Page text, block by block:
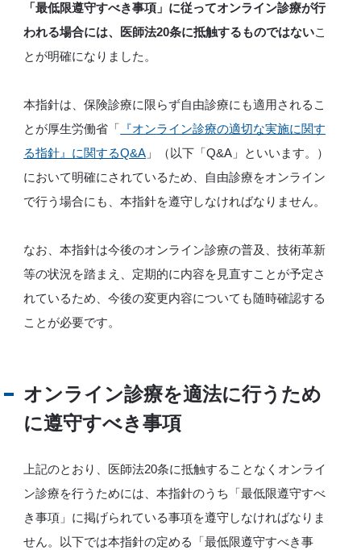
「最低限遵守すべき事項」に従ってオンライン診療が行
われる場合には、医師法20条に抵触するものではないこ
とが明確になりました。
本指針は、保険診療に限らず自由診療にも適用されるこ
とが厚生労働省「 『オンライン診療の適切な実施に関す
る指針』に関するQ&A 」（以下「Q&A」といいます。）
において明確にされているため、自由診療をオンライン
で行う場合にも、本指針を遵守しなければなりません。
なお、本指針は今後のオンライン診療の普及、技術革新
等の状況を踏まえ、定期的に内容を見直すことが予定さ
れているため、今後の変更内容についても随時確認する
ことが必要です。
オンライン診療を適法に行うため
に遵守すべき事項
上記のとおり、医師法20条に抵触することなくオンライ
ン診療を行うためには、本指針のうち「最低限遵守すべ
き事項」に掲げられている事項を遵守しなければなりま
せん。以下では本指針の定める「最低限遵守すべき事